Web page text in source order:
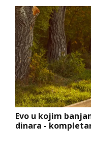
Evo u kojim
dinara -